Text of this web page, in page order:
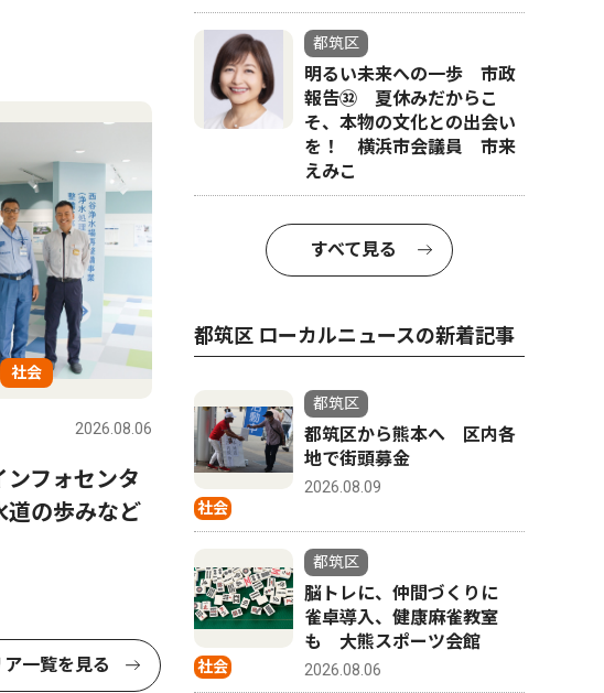
社会
2026.08.06
フォセンタ
の歩みなど
ア一覧を見る
都筑区
明るい未来への一歩 市政
報告㉜ 夏休みだからこ
そ、本物の文化との出会い
を！ 横浜市会議員 市来
えみこ
すべて見る
都筑区 ローカルニュースの新着記事
社会
都筑区
都筑区から熊本へ 区内各
地で街頭募金
2026.08.09
社会
都筑区
脳トレに、仲間づくりに
雀卓導入、健康麻雀教室
も 大熊スポーツ会館
2026.08.06